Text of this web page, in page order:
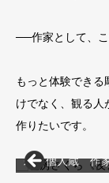
──作家として、
もっと体験でき
けでなく、観る人
作りたいです。
彩 個人蔵 作